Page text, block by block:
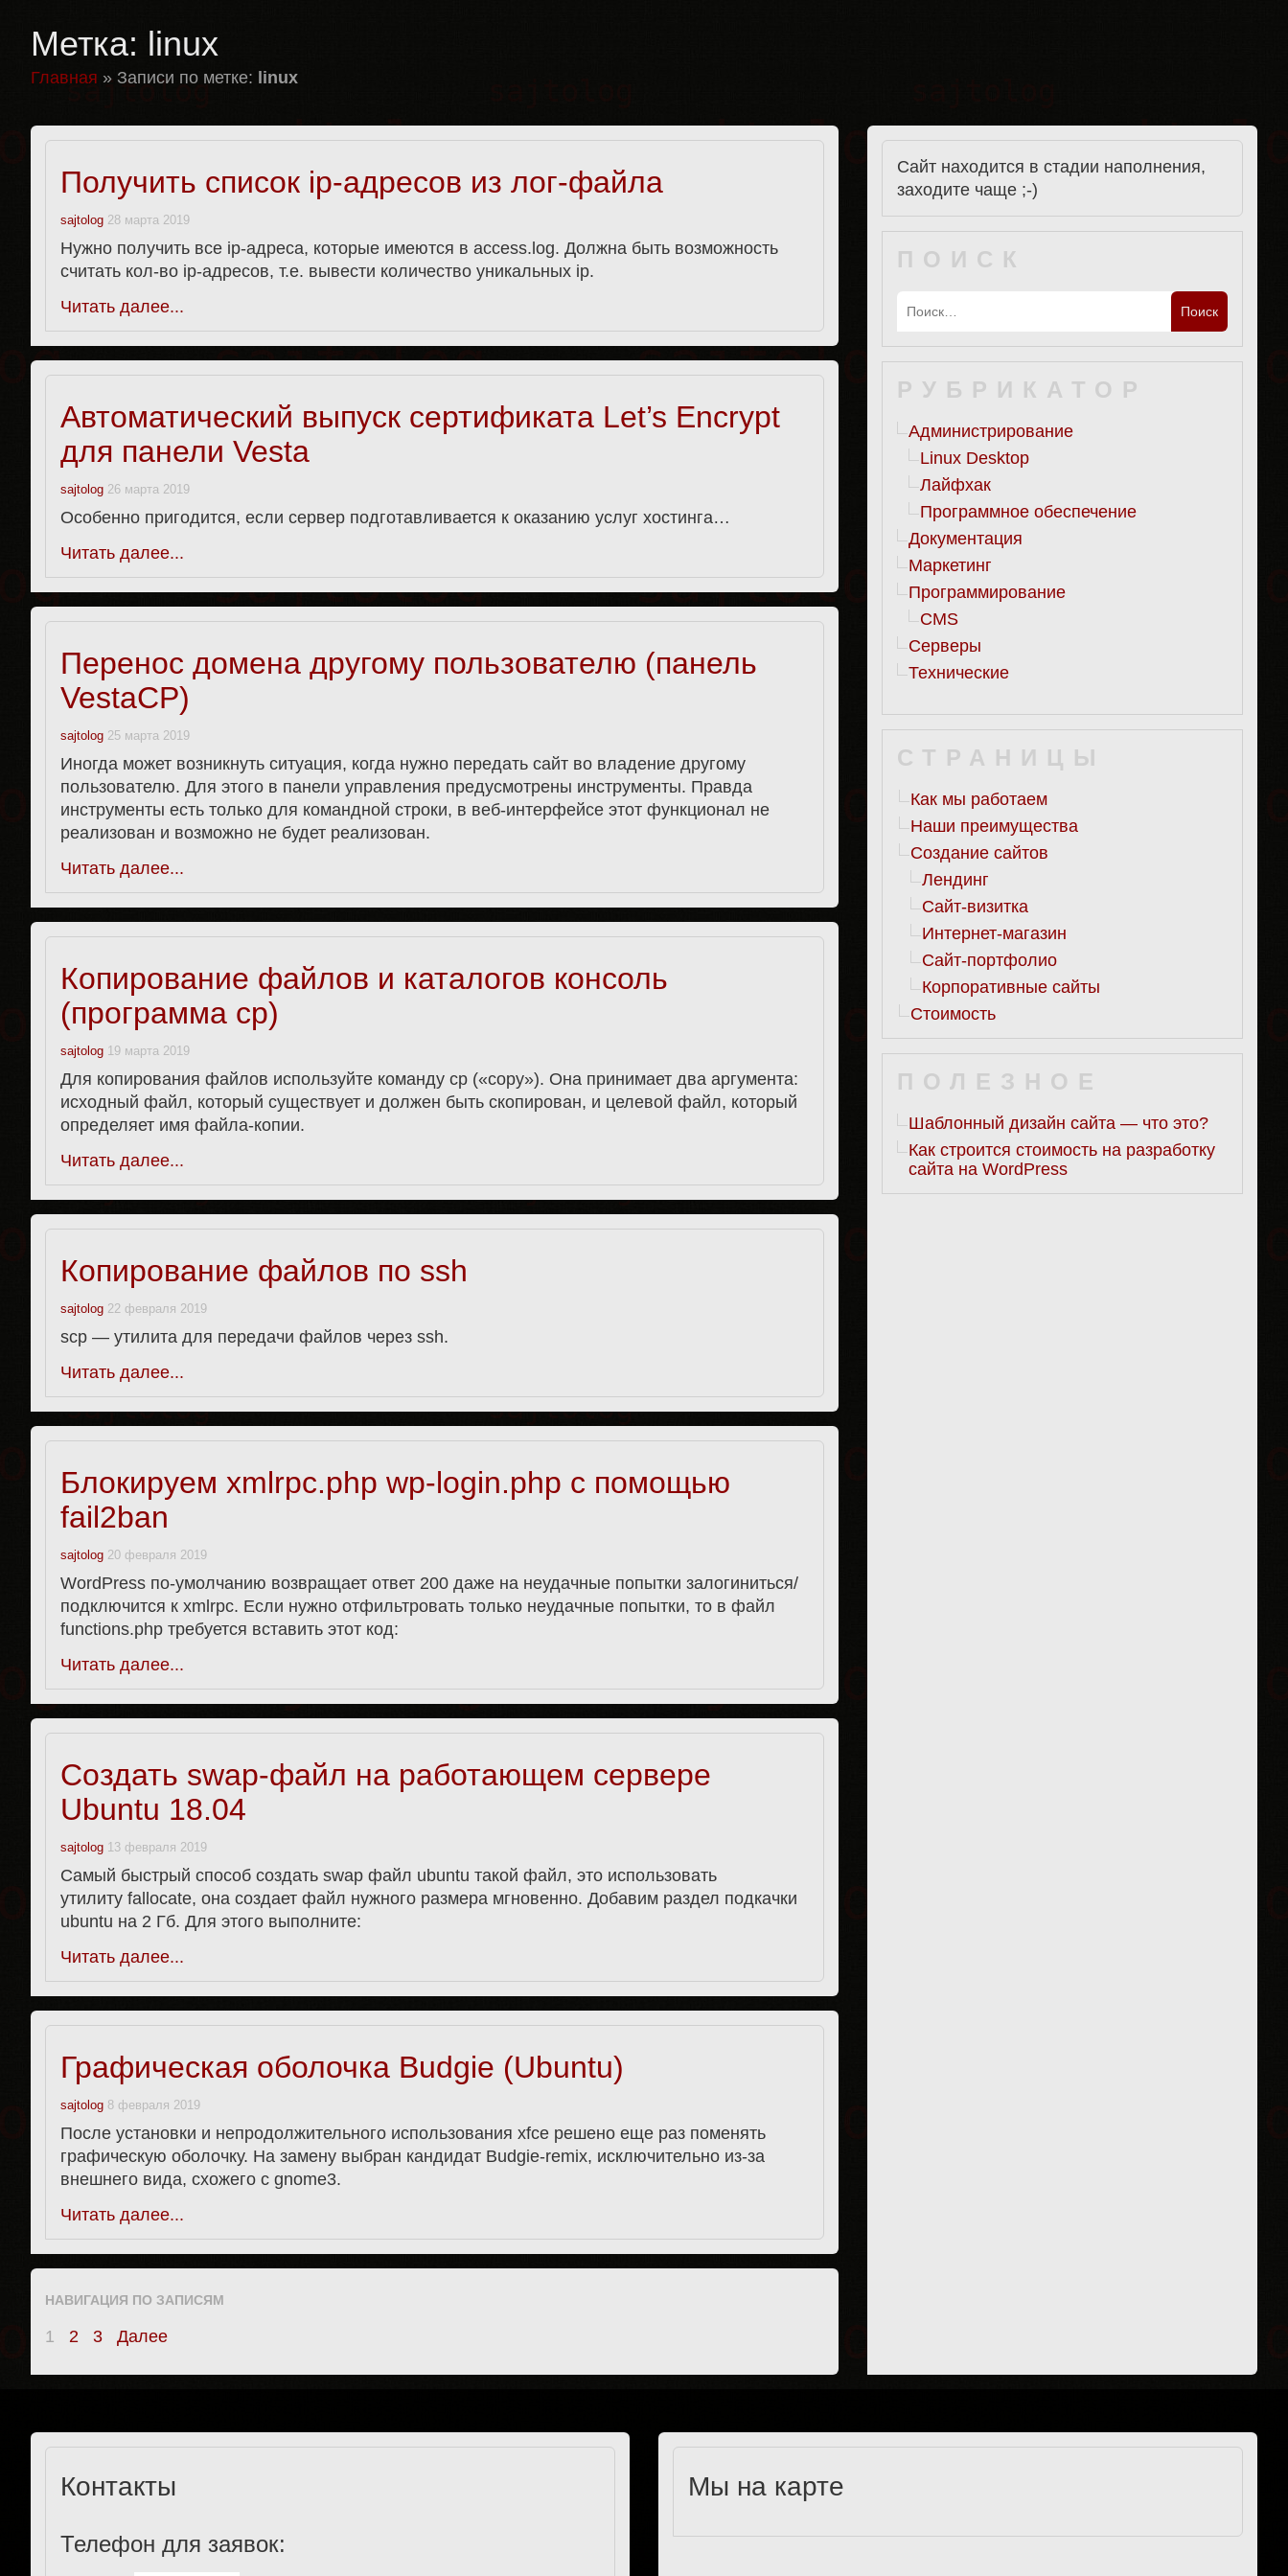
Метка: linux
Главная » Записи по метке: linux
Получить список ip-адресов из лог-файла
sajtolog 28 марта 2019
Нужно получить все ip-адреса, которые имеются в access.log. Должна быть возможность
считать кол-во ip-адресов, т.е. вывести количество уникальных ip.
Читать далее...
Автоматический выпуск сертификата Let’s Encrypt
для панели Vesta
sajtolog 26 марта 2019
Особенно пригодится, если сервер подготавливается к оказанию услуг хостинга…
Читать далее...
Перенос домена другому пользователю (панель
VestaCP)
sajtolog 25 марта 2019
Иногда может возникнуть ситуация, когда нужно передать сайт во владение другому
пользователю. Для этого в панели управления предусмотрены инструменты. Правда
инструменты есть только для командной строки, в веб-интерфейсе этот функционал не
реализован и возможно не будет реализован.
Читать далее...
Копирование файлов и каталогов консоль
(программа cp)
sajtolog 19 марта 2019
Для копирования файлов используйте команду cp («copy»). Она принимает два аргумента:
исходный файл, который существует и должен быть скопирован, и целевой файл, который
определяет имя файла-копии.
Читать далее...
Копирование файлов по ssh
sajtolog 22 февраля 2019
scp — утилита для передачи файлов через ssh.
Читать далее...
Блокируем xmlrpc.php wp-login.php с помощью
fail2ban
sajtolog 20 февраля 2019
WordPress по-умолчанию возвращает ответ 200 даже на неудачные попытки залогиниться/
подключится к xmlrpc. Если нужно отфильтровать только неудачные попытки, то в файл
functions.php требуется вставить этот код:
Читать далее...
Создать swap-файл на работающем сервере
Ubuntu 18.04
sajtolog 13 февраля 2019
Самый быстрый способ создать swap файл ubuntu такой файл, это использовать
утилиту fallocate, она создает файл нужного размера мгновенно. Добавим раздел подкачки
ubuntu на 2 Гб. Для этого выполните:
Читать далее...
Графическая оболочка Budgie (Ubuntu)
sajtolog 8 февраля 2019
После установки и непродолжительного использования xfce решено еще раз поменять
графическую оболочку. На замену выбран кандидат Budgie-remix, исключительно из-за
внешнего вида, схожего с gnome3.
Читать далее...
НАВИГАЦИЯ ПО ЗАПИСЯМ
1 2 3 Далее
Сайт находится в стадии наполнения,
заходите чаще ;-)
ПОИСК
РУБРИКАТОР
Администрирование
Linux Desktop
Лайфхак
Программное обеспечение
Документация
Маркетинг
Программирование
CMS
Серверы
Технические
СТРАНИЦЫ
Как мы работаем
Наши преимущества
Создание сайтов
Лендинг
Сайт-визитка
Интернет-магазин
Сайт-портфолио
Корпоративные сайты
Стоимость
ПОЛЕЗНОЕ
Шаблонный дизайн сайта — что это?
Как строится стоимость на разработку
сайта на WordPress
Контакты
Телефон для заявок:
Мы на карте